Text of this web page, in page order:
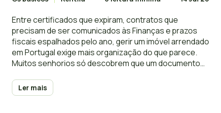
Entre certificados que expiram, contratos que
precisam de ser comunicados às Finanças e prazos
fiscais espalhados pelo ano, gerir um imóvel arrendado
em Portugal exige mais organização do que parece.
Muitos senhorios só descobrem que um documento
obrigações do senhorio bem estruturado é, muitas
vezes, a diferença entre evitar uma coima e ser
Ler mais